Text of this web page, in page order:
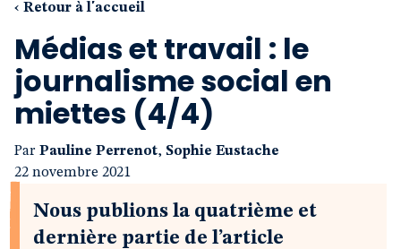
Notre revue
Boutique
‹ Retour à l'accueil
Médias et travail : le
journalisme social en
miettes (4/4)
Par Pauline Perrenot, Sophie Eustache
22 novembre 2021
Nous publions la quatrième et
dernière partie de l’article